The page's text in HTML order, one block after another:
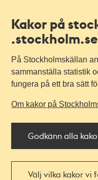
Kakor på
.stockholm.se
På Stockholmskällan
sammanställa statistik
fungera på ett bra sätt
Om kakor på
Godkänn alla
Välj vilka kakor vi